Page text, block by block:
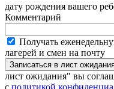
дату рождения вашего
Комментарий
Получать
лагерей и смен на почту
Записаться в лист
лист ожидания" вы
с политикой